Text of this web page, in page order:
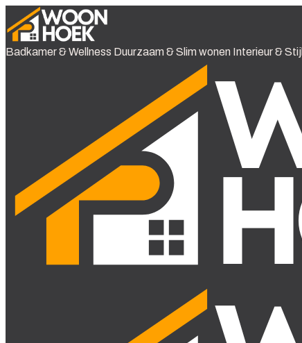
Badkamer & Wellness Duurzaam & Slim wonen Interieur & Stijl